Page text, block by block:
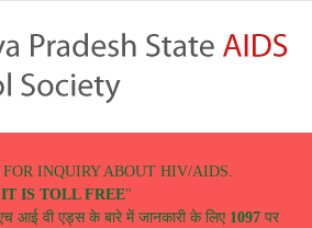
FOR INQUIRY ABOUT HIV/AIDS.
IT IS TOLL FREE"
आई वी एड्स के बारे में जानकारी के लिए 1097पर